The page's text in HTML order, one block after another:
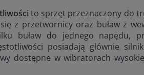
to sprzęt przeznaczony do
z przetwornicy oraz buław z
buław do jednego napędu,
posiadają głównie
dostępne w wibratorach